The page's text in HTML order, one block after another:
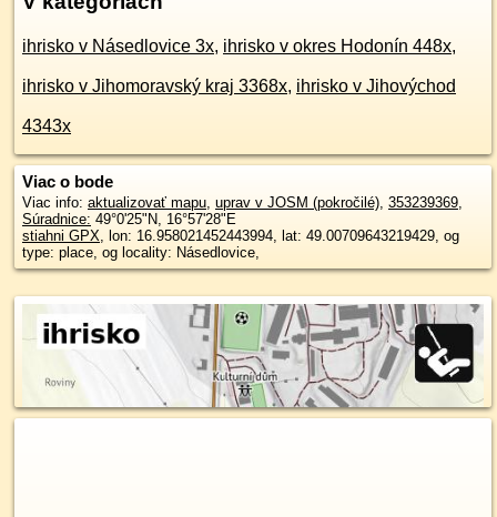
ihrisko v Násedlovice 3x, ihrisko v okres Hodonín 448x,
ihrisko v Jihomoravský kraj 3368x, ihrisko v Jihovýchod
4343x
Viac o bode
Viac info: aktualizovať mapu, uprav v JOSM (pokročilé), 353239369,
Súradnice: 49°0'25"N, 16°57'28"E
stiahni GPX, lon: 16.958021452443994, lat: 49.00709643219429, og
type: place, og locality: Násedlovice,